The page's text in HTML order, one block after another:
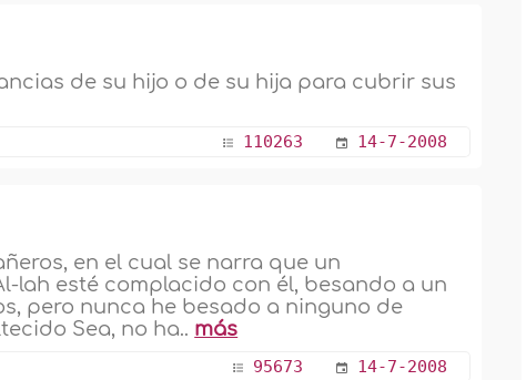
de su hijo o de su hija para cubrir sus
110263 14-7-2008
en el cual se narra que un
lah esté complacido con él, besando a un
pero nunca he besado a ninguno de
Sea, no ha.. más
95673 14-7-2008